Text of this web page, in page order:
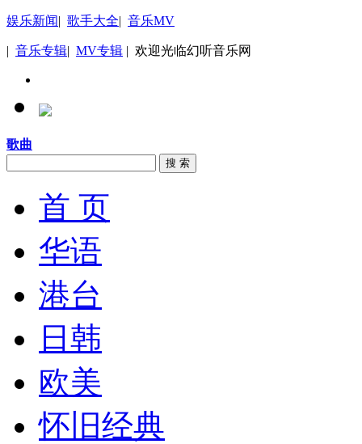
娱乐新闻| 歌手大全| 音乐MV
| 音乐专辑| MV专辑 | 欢迎光临幻听音乐网
歌曲
搜 索
首 页
华语
港台
日韩
欧美
怀旧经典